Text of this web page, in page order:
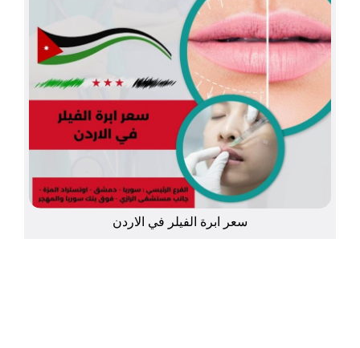
سعر ابرة الفيلر في الاردن